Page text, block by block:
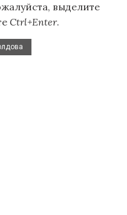
выделите
Ctrl+Enter.